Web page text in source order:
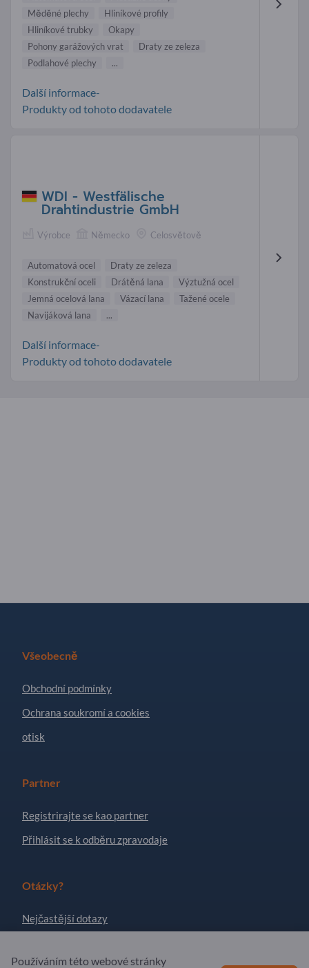
Měděné plechy
Hliníkové profily
Hliníkové trubky
Okapy
Pohony garážových vrat
Draty ze zeleza
Podlahové plechy
...
Další informace-
Produkty od tohoto dodavatele
WDI - Westfälische
Drahtindustrie GmbH
Výrobce Německo Celosvětově
Automatová ocel
Draty ze zeleza
Konstrukční oceli
Drátěná lana
Výztužná ocel
Jemná ocelová lana
Vázací lana
Tažené ocele
Navijáková lana
...
Další informace-
Produkty od tohoto dodavatele
Všeobecně
Obchodní podmínky
Ochrana soukromí a cookies
otisk
Partner
Registrirajte se kao partner
Přihlásit se k odběru zpravodaje
Otázky?
Nejčastější dotazy
Používáním této webové stránky